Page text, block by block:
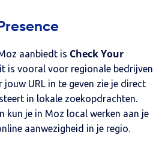
aanbiedt is Check Your
is vooral voor regionale bedrijven
URL in te geven zie je direct
in lokale zoekopdrachten.
kun je in Moz local werken aan je
aanwezigheid in je regio.